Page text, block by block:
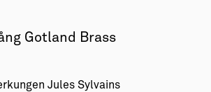
Gotland Brass
Jules Sylvains